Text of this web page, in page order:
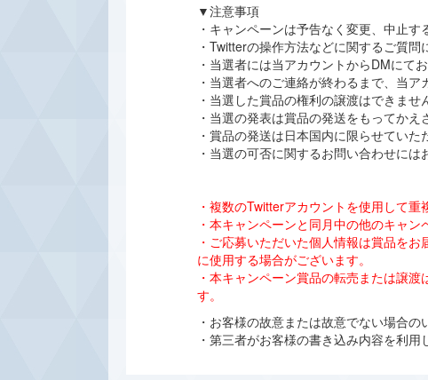
▼注意事項
・キャンペーンは予告なく変更、中止す
・Twitterの操作方法などに関するご質問
・当選者には当アカウントからDMにて
・当選者へのご連絡が終わるまで、当
・当選した賞品の権利の譲渡はできま
・当選の発表は賞品の発送をもってか
・賞品の発送は日本国内に限らせていた
・当選の可否に関するお問い合わせには
・複数のTwitterアカウントを使用して
・本キャンペーンと同月中の他のキャ
・ご応募いただいた個人情報は賞品を
に使用する場合がございます。
・本キャンペーン賞品の転売または譲
す。
・お客様の故意または故意でない場合
・第三者がお客様の書き込み内容を利